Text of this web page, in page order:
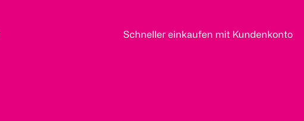
Schneller einkaufen mit Kundenkonto